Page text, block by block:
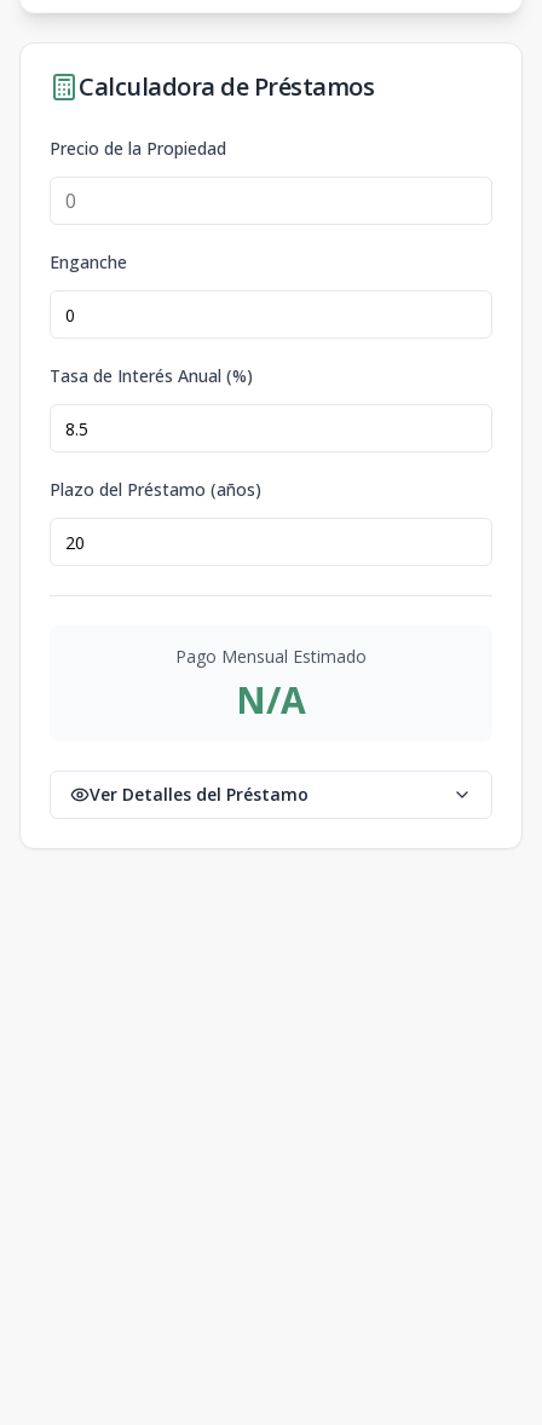
Calculadora de Préstamos
Precio de la Propiedad
Enganche
Tasa de Interés Anual (%)
Plazo del Préstamo (años)
Pago Mensual Estimado
N/A
Ver Detalles del Préstamo